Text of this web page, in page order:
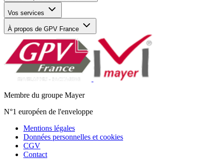
Vos services
À propos de GPV France
Membre du groupe Mayer
N°1 européen de l'enveloppe
Mentions légales
Données personnelles et cookies
CGV
Contact